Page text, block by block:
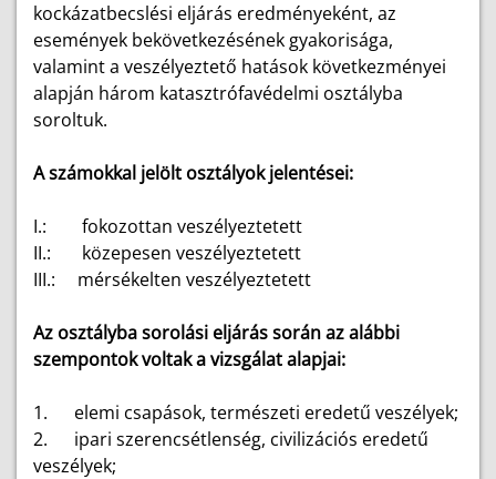
kockázatbecslési eljárás eredményeként, az
események bekövetkezésének gyakorisága,
valamint a veszélyeztető hatások következményei
alapján három katasztrófavédelmi osztályba
soroltuk.
A számokkal jelölt osztályok jelentései:
I.: fokozottan veszélyeztetett
II.: közepesen veszélyeztetett
III.: mérsékelten veszélyeztetett
Az osztályba sorolási eljárás során az alábbi
szempontok voltak a vizsgálat alapjai:
1.
elemi csapások, természeti eredetű veszélyek;
2.
ipari szerencsétlenség, civilizációs eredetű
veszélyek;